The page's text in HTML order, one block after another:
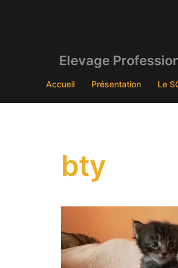
Elevage
Accueil Présentation Le
bty